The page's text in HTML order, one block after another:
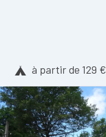
à partir de 129 €